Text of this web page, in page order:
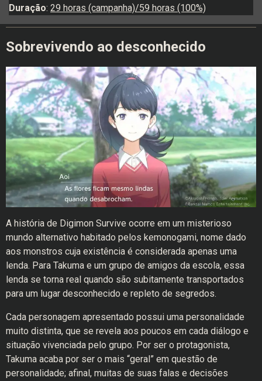
Duração: 29 horas (campanha)/59 horas (100%)
Sobrevivendo ao desconhecido
A história de Digimon Survive ocorre em um misterioso
mundo alternativo habitado pelos kemonogami, nome dado
aos monstros cuja existência é considerada apenas uma
lenda. Para Takuma e um grupo de amigos da escola, essa
lenda se torna real quando são subitamente transportados
para um lugar desconhecido e repleto de segredos.
Cada personagem apresentado possui uma personalidade
muito distinta, que se revela aos poucos em cada diálogo e
situação vivenciada pelo grupo. Por ser o protagonista,
Takuma acaba por ser o mais “geral” em questão de
personalidade; afinal, muitas de suas falas e decisões